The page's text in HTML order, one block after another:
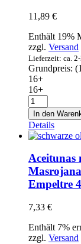
11,89 €
Enthält 19%
zzgl. Versand
Lieferzeit: ca.
Grundpreis: (
16+
16+
Roséwein
Añoranza
Tempranillo
Rosé
2019
0,75l
Menge
In den
Details
Aceitunas
Empeltre
7,33 €
Enthält 7%
zzgl. Versand